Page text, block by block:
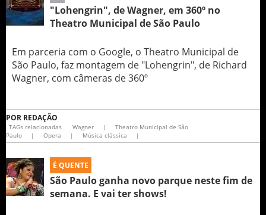
"Lohengrin", de Wagner, em 360º no
Theatro Municipal de São Paulo
Em parceria com o Google, o Theatro Municipal de
São Paulo, faz montagem de "Lohengrin", de Richard
Wagner, com câmeras de 360º
POR REDAÇÃO
TAGs relacionadas Wagner |
Theatro Municipal de São
Paulo
| Opera | Música clássica |
É QUENTE
São Paulo ganha novo parque neste fim de
semana. E vai ter shows!